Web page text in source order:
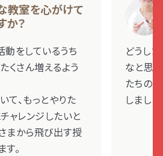
教室を心がけて
か？
をしているうち
くさん増えるよう
て、もっとやりた
ャレンジしたいと
まから飛び出す授
。
どうし
なと思
たちの
しました